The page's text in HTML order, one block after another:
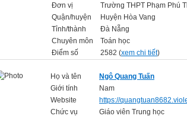
Đơn vị
Trường THPT Phạm Phú
Quận/huyện
Huyện Hòa Vang
Tỉnh/thành
Đà Nẵng
Chuyên môn
Toán học
Điểm số
2582 (xem chi tiết)
Họ và tên
Ngô Quang Tuấn
Giới tính
Nam
Website
https://
Chức vụ
Giáo viên Trung học